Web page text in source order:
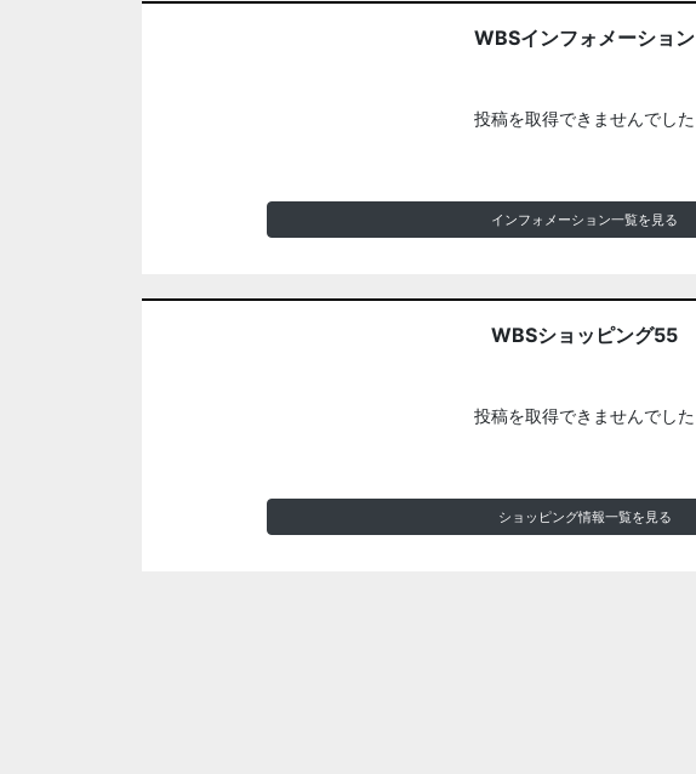
WBSインフォメーション
投稿を取得できませんでした
インフォメーション一覧を見る
WBSショッピング55
投稿を取得できませんでした
ショッピング情報一覧を見る